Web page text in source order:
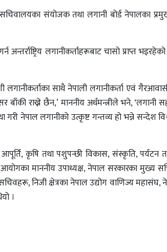
संयोजक तथा लगानी बोर्ड नेपालका
लगानीकर्ताहरूबाट चासो प्राप्त
लगानीकर्ताका साथै नेपाली लगानीकर्ता एवं
राख्ने छैन,’ माननीय अर्थमन्त्रीले भने, ‘लगानी
गरी नेपाल लगानीको उत्कृष्ट गन्तव्य हो भन्ने सन्देश
कृषि तथा पशुपन्छी विकास, संस्कृति, पर्यटन
आयोगका माननीय उपाध्यक्ष, नेपाल सरकारका मुख्य
निजी क्षेत्रका नेपाल उद्योग वाणिज्य महासंघ,
।